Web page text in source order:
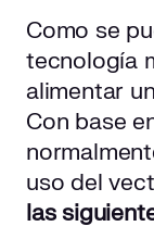
Como se
tecnología
alimentar
Con base
uso del
las